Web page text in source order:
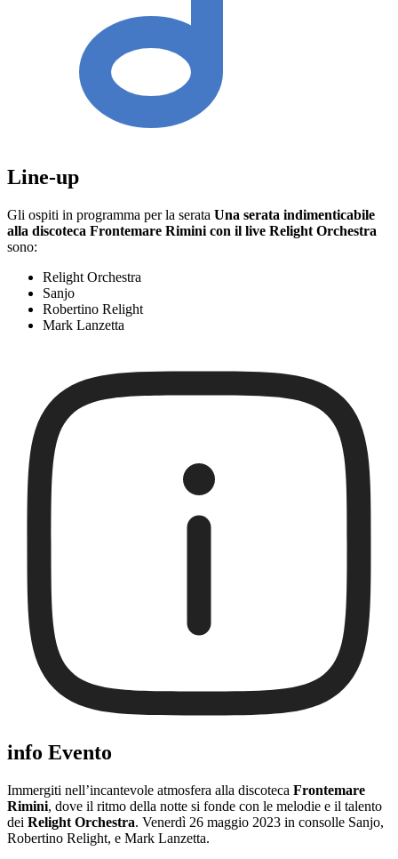
Line-up
Gli ospiti in programma per la serata Una serata indimenticabile
alla discoteca Frontemare Rimini con il live Relight Orchestra
sono:
Relight Orchestra
Sanjo
Robertino Relight
Mark Lanzetta
info Evento
Immergiti nell’incantevole atmosfera alla discoteca Frontemare
Rimini, dove il ritmo della notte si fonde con le melodie e il talento
dei Relight Orchestra. Venerdì 26 maggio 2023 in consolle Sanjo,
Robertino Relight, e Mark Lanzetta.